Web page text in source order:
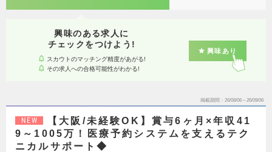
興味のある求人に
チェックをつけよう!
スカウトのマッチング精度があがる!
その求人への合格可能性がわかる!
興味あり
掲載期間 26/08/06～26/09/06
NEW
【大阪/未経験OK】賞与6ヶ月×年収41
9～1005万！医療予約システムを支えるテク
ニカルサポート◆